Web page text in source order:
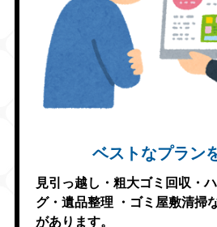
ベストなプラン
見引っ越し・粗大ゴミ回収・
グ・遺品整理
・ゴミ屋敷清掃
があります。